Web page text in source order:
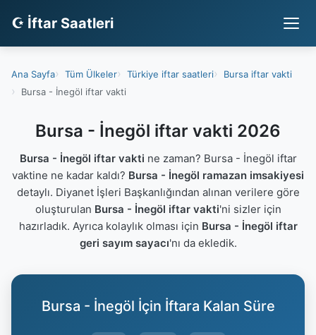
☪ İftar Saatleri
Ana Sayfa Tüm Ülkeler Türkiye iftar saatleri
Bursa iftar vakti
Bursa - İnegöl iftar vakti
Bursa - İnegöl iftar vakti 2026
Bursa - İnegöl iftar vakti ne zaman? Bursa - İnegöl iftar
vaktine ne kadar kaldı? Bursa - İnegöl ramazan imsakiyesi
detaylı. Diyanet İşleri Başkanlığından alınan verilere göre
oluşturulan Bursa - İnegöl iftar vakti'ni sizler için
hazırladık. Ayrıca kolaylık olması için Bursa - İnegöl iftar
geri sayım sayacı'nı da ekledik.
Bursa - İnegöl İçin İftara Kalan Süre